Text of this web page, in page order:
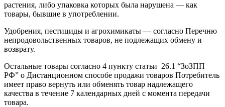
растения, либо упаковка которых была нарушена — как
товары, бывшие в употреблении.
Удобрения, пестициды и агрохимикаты — согласно Перечню
непродовольственных товаров, не подлежащих обмену и
возврату.
Остальные товары согласно 4 пункту статьи 26.1 “ЗоЗПП
РФ” о Дистанционном способе продажи товаров Потребитель
имеет право вернуть или обменять товар надлежащего
качества в течение 7 календарных дней с момента передачи
товара.